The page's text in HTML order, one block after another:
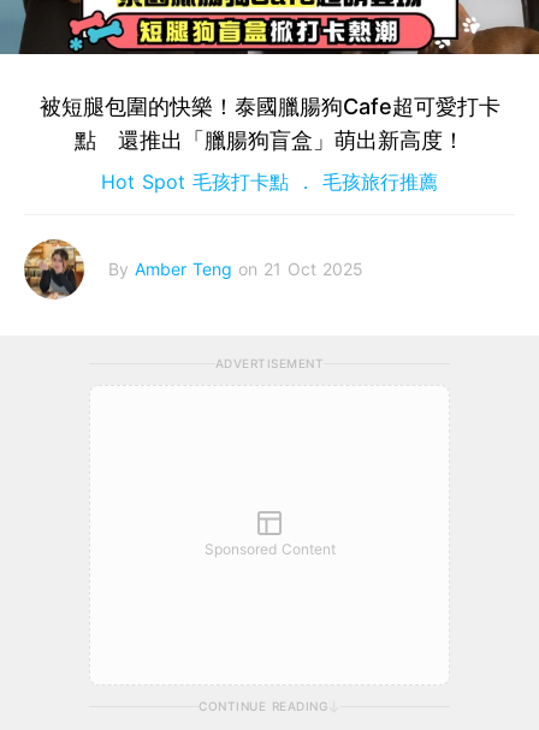
被短腿包圍的快樂！泰國臘腸狗Cafe超可愛打卡
點 還推出「臘腸狗盲盒」萌出新高度！
Hot Spot 毛孩打卡點 毛孩旅行推薦
By Amber Teng on 21 Oct 2025
ADVERTISEMENT
Sponsored Content
CONTINUE READING